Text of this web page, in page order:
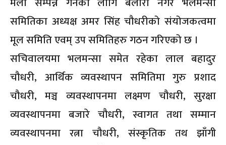
समितिका अध्यक्ष अमर सिंह चौधरीको संयोजकत्वमा
मूल समिति एवम् उप समितिहरु गठन गरिएको छ ।
सचिवालयमा भलमन्सा समेत रहेका लाल बहादुर
चौधरी, आर्थिक व्यवस्थापन समितिमा गुरु प्रशाद
चौधरी, मञ्च व्यवस्थापनमा लक्ष्मण चौधरी, सुरक्षा
व्यवस्थापनमा बजारे चौधरी, स्वागत तथा सम्मान
व्यवस्थापनमा रत्ना चौधरी, संस्कृतिक तथ झाँगी